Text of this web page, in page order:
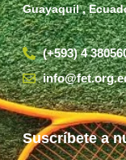
Guayaquil ,
(+593) 4
Suscríbete a